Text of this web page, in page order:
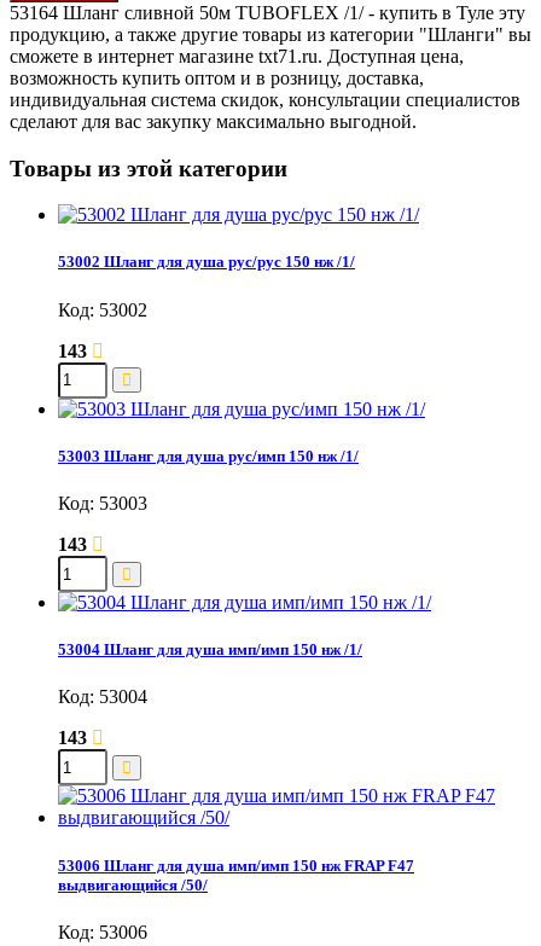
53164 Шланг сливной 50м TUBOFLEX /1/ - купить в Туле эту
продукцию, а также другие товары из категории "Шланги" вы
сможете в интернет магазине txt71.ru. Доступная цена,
возможность купить оптом и в розницу, доставка,
индивидуальная система скидок, консультации специалистов
сделают для вас закупку максимально выгодной.
Товары из этой категории
53002 Шланг для душа рус/рус 150 нж /1/
Код: 53002
143
53003 Шланг для душа рус/имп 150 нж /1/
Код: 53003
143
53004 Шланг для душа имп/имп 150 нж /1/
Код: 53004
143
53006 Шланг для душа имп/имп 150 нж FRAP F47
выдвигающийся /50/
Код: 53006